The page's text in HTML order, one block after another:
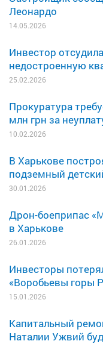
Леонардо
14.05.2026
Инвестор
недостроенную
25.02.2026
Прокуратура
млн грн за
10.02.2026
В Харькове
подземный
30.01.2026
Дрон-боеприпас
в Харькове
26.01.2026
Инвесторы
«Воробьевы горы
15.01.2026
Капитальный
Наталии Ужвий